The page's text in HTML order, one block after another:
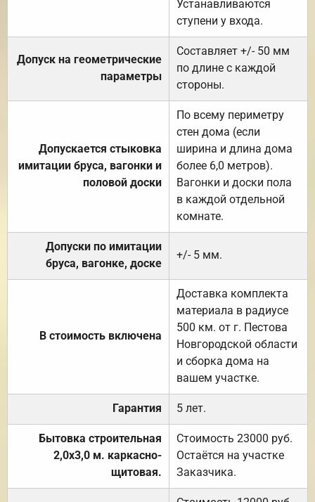
Устанавливаются
ступени у входа.
Допуск на геометрические
параметры
Составляет +/- 50 мм
по длине с каждой
стороны.
Допускается стыковка
имитации бруса, вагонки и
половой доски
По всему периметру
стен дома (если
ширина и длина дома
более 6,0 метров).
Вагонки и доски пола
в каждой отдельной
комнате.
Допуски по имитации
бруса, вагонке, доске
+/- 5 мм.
В стоимость включена
Доставка комплекта
материала в радиусе
500 км. от г. Пестова
Новгородской области
и сборка дома на
вашем участке.
Гарантия 5 лет.
Бытовка строительная
2,0х3,0 м. каркасно-
щитовая.
Стоимость 23000 руб.
Остаётся на участке
Заказчика.